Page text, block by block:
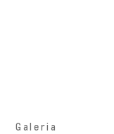
Galeria